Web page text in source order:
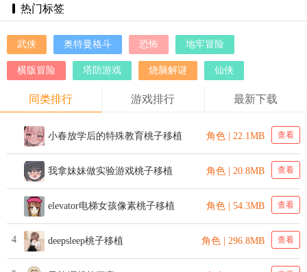
热门标签
武侠 奥特曼格斗 恐怖 地牢冒险
横版冒险 塔防游戏 烧脑解谜 仙侠
同类排行 游戏排行 最新下载
小春放学后的特殊教育桃子移植 角色 | 22.1MB 查看
我拿妹妹做实验游戏桃子移植 角色 | 20.8MB 查看
elevator电梯女孩像素桃子移植 角色 | 54.3MB 查看
4 deepsleep桃子移植 角色 | 296.8MB 查看